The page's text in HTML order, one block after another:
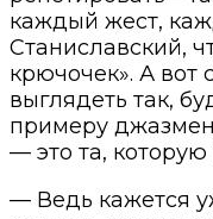
каждый жест,
Станиславский,
крючочек». А вот
выглядеть так,
примеру
— это та,
— Ведь кажется